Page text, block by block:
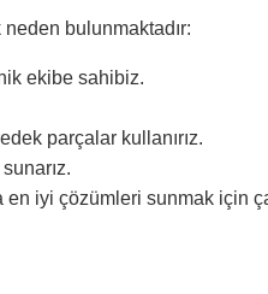
bulunmaktadır:
ekibe sahibiz.
parçalar kullanırız.
iyi çözümleri sunmak için